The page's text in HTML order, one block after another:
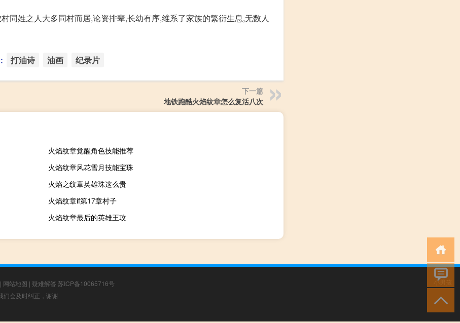
同姓之人大多同村而居,论资排辈,长幼有序,维系了家族的繁衍生息,无数人
打油诗 油画 纪录片
下一篇
地铁跑酷火焰纹章怎么复活八次
火焰纹章觉醒角色技能推荐
火焰纹章风花雪月技能宝珠
火焰之纹章英雄珠这么贵
火焰纹章if第17章村子
火焰纹章最后的英雄王攻
| 网站地图 | 疑难解答 苏ICP备10065716号
们会及时纠正，谢谢
小男孩